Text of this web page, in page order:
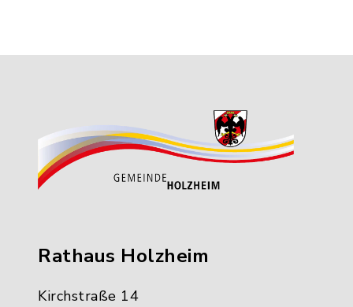
Rathaus Holzheim
Kirchstraße 14